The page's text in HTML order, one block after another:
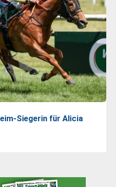
Siegerin für Alicia